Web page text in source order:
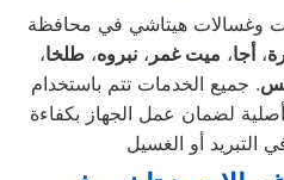
وغسالات هيتاشي في محافظة
، أجا، ميت غمر ، نبروه، طلخا،
. جميع الخدمات تتم باستخدام
لضمان عمل الجهاز بكفاءة